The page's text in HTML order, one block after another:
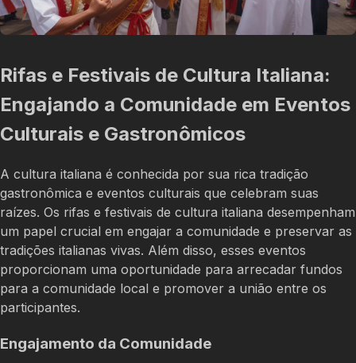
Rifas e Festivais de Cultura Italiana:
Engajando a Comunidade em Eventos
Culturais e Gastronômicos
A cultura italiana é conhecida por sua rica tradição
gastronômica e eventos culturais que celebram suas
raízes. Os rifas e festivais de cultura italiana desempenham
um papel crucial em engajar a comunidade e preservar as
tradições italianas vivas. Além disso, esses eventos
proporcionam uma oportunidade para arrecadar fundos
para a comunidade local e promover a união entre os
participantes.
Engajamento da Comunidade